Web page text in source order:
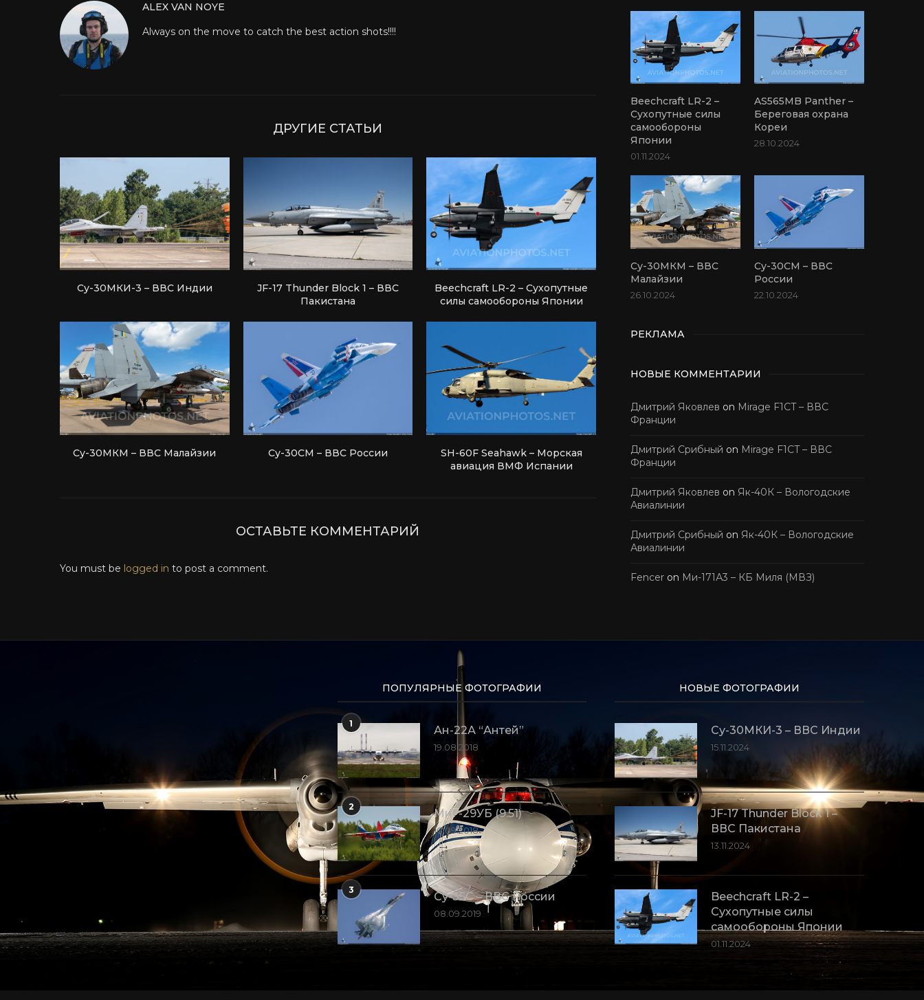
ALEX VAN NOYE
Always on the move to catch the best action shots!!!!
ДРУГИЕ СТАТЬИ
Су-30МКИ-3 – ВВС Индии
JF-17 Thunder Block 1 – ВВС
Пакистана
Beechcraft LR-2 – Сухопутные
силы самообороны Японии
Су-30МКМ – ВВС Малайзии Су-30СМ – ВВС России
SH-60F Seahawk – Морская
авиация ВМФ Испании
ОСТАВЬТЕ КОММЕНТАРИЙ
You must be logged in to post a comment.
Beechcraft LR-2 –
Сухопутные силы
самообороны
Японии
01.11.2024
AS565MB Panther –
Береговая охрана
Кореи
28.10.2024
Су-30МКМ – ВВС
Малайзии
26.10.2024
Су-30СМ – ВВС
России
22.10.2024
РЕКЛАМА
НОВЫЕ КОММЕНТАРИИ
Дмитрий Яковлев on Mirage F1CT – ВВС
Франции
Дмитрий Срибный on Mirage F1CT – ВВС
Франции
Дмитрий Яковлев on Як-40К – Вологодские
Авиалинии
Дмитрий Срибный on Як-40К – Вологодские
Авиалинии
Fencer on Ми-171А3 – КБ Миля (МВЗ)
ПОПУЛЯРНЫЕ ФОТОГРАФИИ
1
Ан-22А “Антей”
19.08.2018
2
МиГ-29УБ (9.51)
10.09.2018
3
Су-35С – ВВС России
08.09.2019
НОВЫЕ ФОТОГРАФИИ
Су-30МКИ-3 – ВВС Индии
15.11.2024
JF-17 Thunder Block 1 –
ВВС Пакистана
13.11.2024
Beechcraft LR-2 –
Сухопутные силы
самообороны Японии
01.11.2024